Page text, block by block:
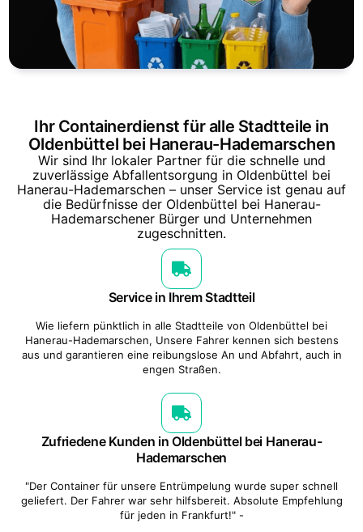
Ihr Containerdienst für alle Stadtteile in
Oldenbüttel bei Hanerau-Hademarschen
Wir sind Ihr lokaler Partner für die schnelle und
zuverlässige Abfallentsorgung in Oldenbüttel bei
Hanerau-Hademarschen – unser Service ist genau auf
die Bedürfnisse der Oldenbüttel bei Hanerau-
Hademarschener Bürger und Unternehmen
zugeschnitten.
Service in Ihrem Stadtteil
Wie liefern pünktlich in alle Stadtteile von Oldenbüttel bei
Hanerau-Hademarschen, Unsere Fahrer kennen sich bestens
aus und garantieren eine reibungslose An und Abfahrt, auch in
engen Straßen.
Zufriedene Kunden in Oldenbüttel bei Hanerau-
Hademarschen
"Der Container für unsere Entrümpelung wurde super schnell
geliefert. Der Fahrer war sehr hilfsbereit. Absolute Empfehlung
für jeden in Frankfurt!" -